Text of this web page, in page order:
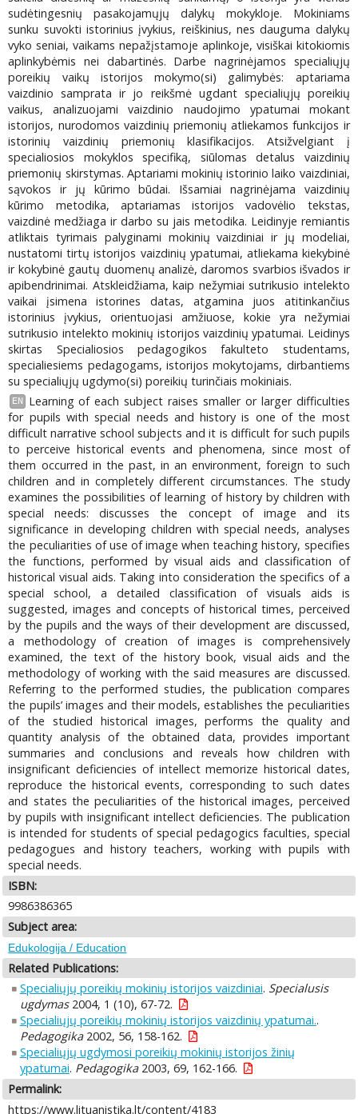
sudėtingesnių pasakojamųjų dalykų mokykloje. Mokiniams
sunku suvokti istorinius įvykius, reiškinius, nes dauguma dalykų
vyko seniai, vaikams nepažįstamoje aplinkoje, visiškai kitokiomis
aplinkybėmis nei dabartinės. Darbe nagrinėjamos specialiųjų
poreikių vaikų istorijos mokymo(si) galimybės: aptariama
vaizdinio samprata ir jo reikšmė ugdant specialiųjų poreikių
vaikus, analizuojami vaizdinio naudojimo ypatumai mokant
istorijos, nurodomos vaizdinių priemonių atliekamos funkcijos ir
istorinių vaizdinių priemonių klasifikacijos. Atsižvelgiant į
specialiosios mokyklos specifiką, siūlomas detalus vaizdinių
priemonių skirstymas. Aptariami mokinių istorinio laiko vaizdiniai,
sąvokos ir jų kūrimo būdai. Išsamiai nagrinėjama vaizdinių
kūrimo metodika, aptariamas istorijos vadovėlio tekstas,
vaizdinė medžiaga ir darbo su jais metodika. Leidinyje remiantis
atliktais tyrimais palyginami mokinių vaizdiniai ir jų modeliai,
nustatomi tirtų istorijos vaizdinių ypatumai, atliekama kiekybinė
ir kokybinė gautų duomenų analizė, daromos svarbios išvados ir
apibendrinimai. Atskleidžiama, kaip nežymiai sutrikusio intelekto
vaikai įsimena istorines datas, atgamina juos atitinkančius
istorinius įvykius, orientuojasi amžiuose, kokie yra nežymiai
sutrikusio intelekto mokinių istorijos vaizdinių ypatumai. Leidinys
skirtas Specialiosios pedagogikos fakulteto studentams,
specialiesiems pedagogams, istorijos mokytojams, dirbantiems
su specialiųjų ugdymo(si) poreikių turinčiais mokiniais.
EN
Learning of each subject raises smaller or larger difficulties
for pupils with special needs and history is one of the most
difficult narrative school subjects and it is difficult for such pupils
to perceive historical events and phenomena, since most of
them occurred in the past, in an environment, foreign to such
children and in completely different circumstances. The study
examines the possibilities of learning of history by children with
special needs: discusses the concept of image and its
significance in developing children with special needs, analyses
the peculiarities of use of image when teaching history, specifies
the functions, performed by visual aids and classification of
historical visual aids. Taking into consideration the specifics of a
special school, a detailed classification of visuals aids is
suggested, images and concepts of historical times, perceived
by the pupils and the ways of their development are discussed,
a methodology of creation of images is comprehensively
examined, the text of the history book, visual aids and the
methodology of working with the said measures are discussed.
Referring to the performed studies, the publication compares
the pupils’ images and their models, establishes the peculiarities
of the studied historical images, performs the quality and
quantity analysis of the obtained data, provides important
summaries and conclusions and reveals how children with
insignificant deficiencies of intellect memorize historical dates,
reproduce the historical events, corresponding to such dates
and states the peculiarities of the historical images, perceived
by pupils with insignificant intellect deficiencies. The publication
is intended for students of special pedagogics faculties, special
pedagogues and history teachers, working with pupils with
special needs.
ISBN:
9986386365
Subject area:
Edukologija / Education
Related Publications:
Specialiųjų poreikių mokinių istorijos vaizdiniai. Specialusis
ugdymas2004, 1 (10), 67-72.
Specialiųjų poreikių mokinių istorijos vaizdinių ypatumai..
Pedagogika2002, 56, 158-162.
Specialiųjų ugdymosi poreikių mokinių istorijos žinių
ypatumai. Pedagogika2003, 69, 162-166.
Permalink:
https://www.lituanistika.lt/content/4183